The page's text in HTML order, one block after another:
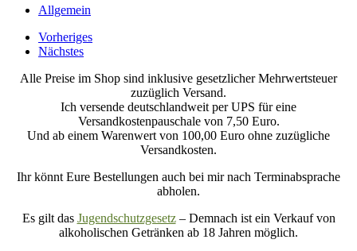
Allgemein
Vorheriges
Nächstes
Alle Preise im Shop sind inklusive gesetzlicher Mehrwertsteuer
zuzüglich Versand.
Ich versende deutschlandweit per UPS für eine
Versandkostenpauschale von 7,50 Euro.
Und ab einem Warenwert von 100,00 Euro ohne zuzügliche
Versandkosten.
Ihr könnt Eure Bestellungen auch bei mir nach Terminabsprache
abholen.
Es gilt das Jugendschutzgesetz– Demnach ist ein Verkauf von
alkoholischen Getränken ab 18 Jahren möglich.